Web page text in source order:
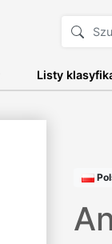
Listy